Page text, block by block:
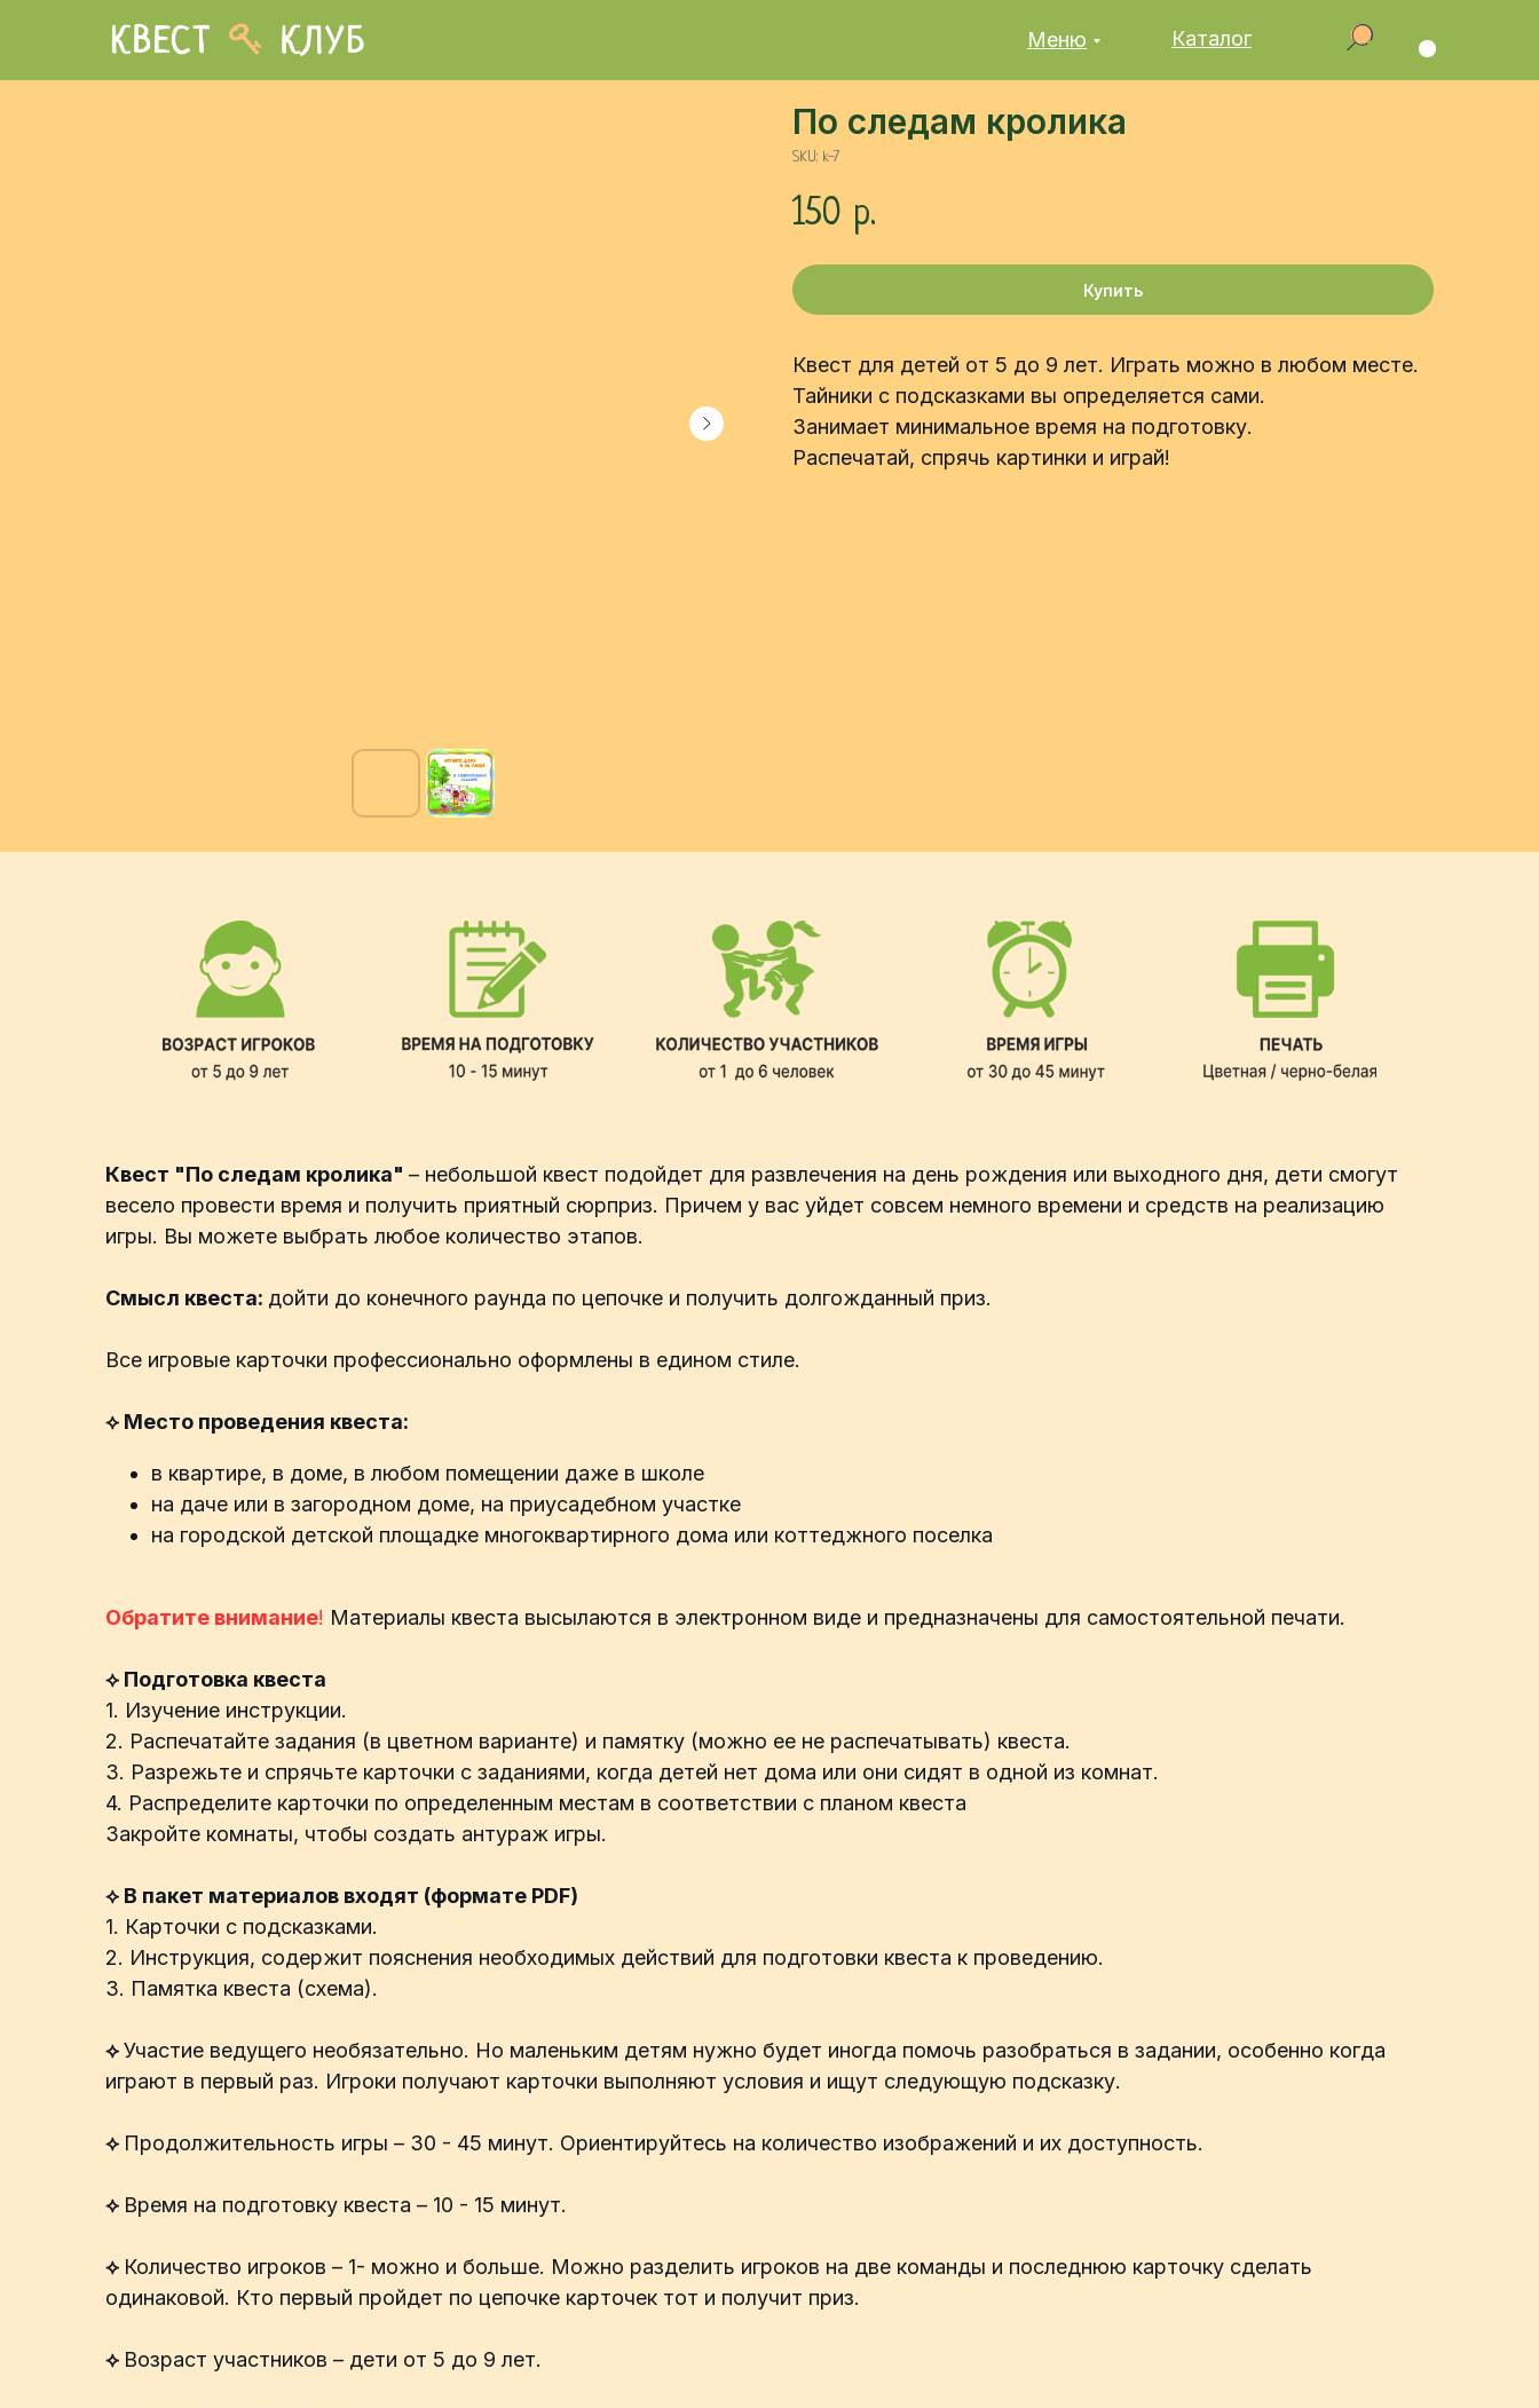
Каталог
Меню
По следам кролика
SKU: k-7
150 р.
Купить
Квест для детей от 5 до 9 лет. Играть можно в любом месте.
Тайники с подсказками вы определяется сами.
Занимает минимальное время на подготовку.
Распечатай, спрячь картинки и играй!
Квест "По следам кролика" – небольшой квест подойдет для развлечения на день рождения или выходного дня, дети смогут
весело провести время и получить приятный сюрприз. Причем у вас уйдет совсем немного времени и средств на реализацию
игры. Вы можете выбрать любое количество этапов.
Смысл квеста: дойти до конечного раунда по цепочке и получить долгожданный приз.
Все игровые карточки профессионально оформлены в едином стиле.
⟡ Место проведения квеста:
в квартире, в доме, в любом помещении даже в школе
на даче или в загородном доме, на приусадебном участке
на городской детской площадке многоквартирного дома или коттеджного поселка
Обратите внимание! Материалы квеста высылаются в электронном виде и предназначены для самостоятельной печати.
⟡ Подготовка квеста
1. Изучение инструкции.
2. Распечатайте задания (в цветном варианте) и памятку (можно ее не распечатывать) квеста.
3. Разрежьте и спрячьте карточки с заданиями, когда детей нет дома или они сидят в одной из комнат.
4. Распределите карточки по определенным местам в соответствии с планом квеста
Закройте комнаты, чтобы создать антураж игры.
⟡ В пакет материалов входят (формате PDF)
1. Карточки с подсказками.
2. Инструкция, содержит пояснения необходимых действий для подготовки квеста к проведению.
3. Памятка квеста (схема).
⟡Участие ведущего необязательно. Но маленьким детям нужно будет иногда помочь разобраться в задании, особенно когда
играют в первый раз. Игроки получают карточки выполняют условия и ищут следующую подсказку.
⟡ Продолжительность игры – 30 - 45 минут. Ориентируйтесь на количество изображений и их доступность.
⟡ Время на подготовку квеста – 10 - 15 минут.
⟡ Количество игроков – 1- можно и больше. Можно разделить игроков на две команды и последнюю карточку сделать
одинаковой. Кто первый пройдет по цепочке карточек тот и получит приз.
⟡ Возраст участников – дети от 5 до 9 лет.